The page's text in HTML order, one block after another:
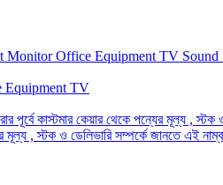
MonitorOffice Equipment TV Sound
Equipment TV
পূর্বে কাস্টমার কেয়ার থেকে পন্যের মূল্য ,
মূল্য , স্টক ও ডেলিভারি সম্পর্কে জানতে